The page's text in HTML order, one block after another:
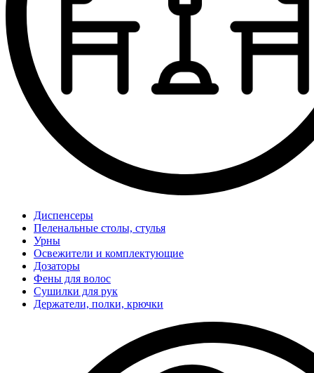
Диспенсеры
Пеленальные столы, стулья
Урны
Освежители и комплектующие
Дозаторы
Фены для волос
Сушилки для рук
Держатели, полки, крючки